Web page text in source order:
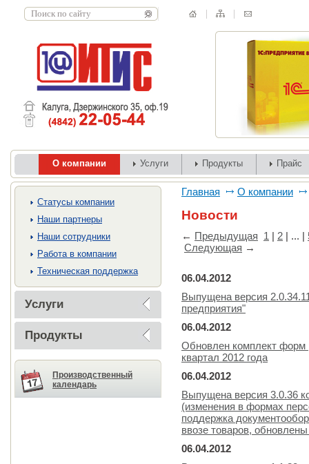
О компании Услуги Продукты Прайс
Cтатусы компании
Наши партнеры
Наши сотрудники
Работа в компании
Техническая поддержка
Услуги
Продукты
Производственный
календарь
Главная О компании
Новости
← Предыдущая 1 | 2 | ... |
Следующая →
06.04.2012
Выпущена версия
предприятия"
06.04.2012
Обновлен комплект форм
квартал 2012 года
06.04.2012
Выпущена версия 3.0.36
(изменения в формах
поддержка
ввозе товаров,
06.04.2012